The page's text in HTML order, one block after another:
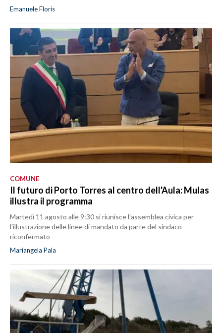
Emanuele Floris
COMUNE
Il futuro di Porto Torres al centro dell'Aula: Mulas
illustra il programma
Martedì 11 agosto alle 9:30 si riunisce l'assemblea civica per
l'illustrazione delle linee di mandato da parte del sindaco
riconfermato
Mariangela Pala